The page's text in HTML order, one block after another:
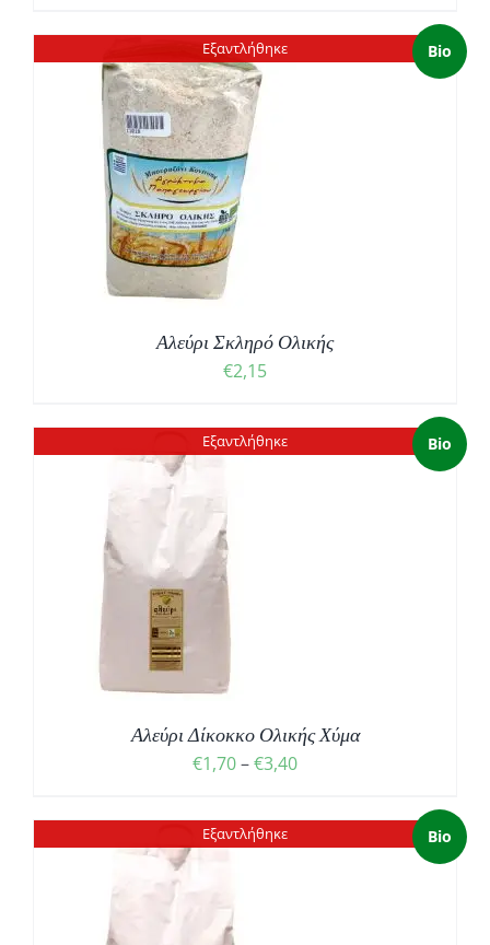
Εξαντλήθηκε Bio
Αλεύρι Σκληρό Ολικής
€2,15
Εξαντλήθηκε Bio
Αλεύρι Δίκοκκο Ολικής Χύμα
€1,70–€3,40Price
€1,70
through
Εξαντλήθηκε Bio